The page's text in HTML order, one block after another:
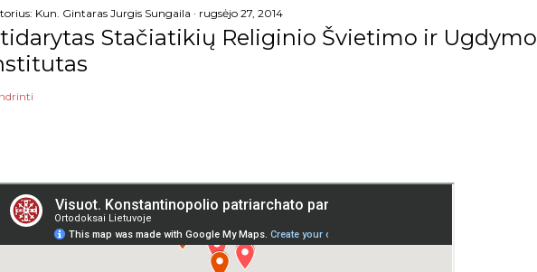
Kun. Gintaras Jurgis Sungaila rugsėjo 27, 2014
Stačiatikių Religinio Švietimo ir Ugdymo